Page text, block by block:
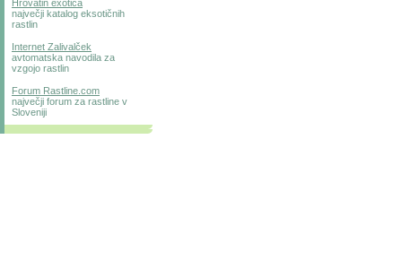
Hrovatin exotica
največji katalog eksotičnih
rastlin
Internet Zalivalček
avtomatska navodila za
vzgojo rastlin
Forum Rastline.com
največji forum za rastline v
Sloveniji